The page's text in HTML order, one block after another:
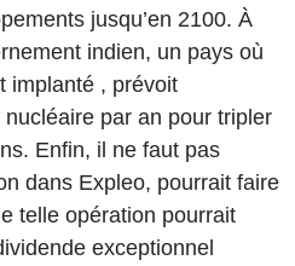
jusqu’en 2100. À
indien, un pays où
implanté , prévoit
nucléaire par an pour tripler
Enfin, il ne faut pas
dans Expleo, pourrait faire
telle opération pourrait
exceptionnel